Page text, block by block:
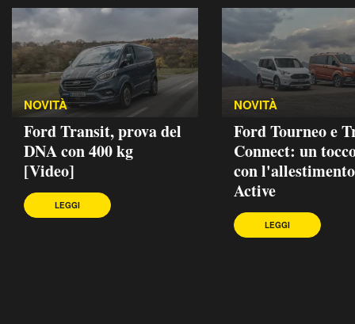
NOVITÀ
Ford Transit, prova del
DNA con 400 kg
[Video]
LEGGI
NOVITÀ
Ford Tourneo e
Connect: un
con l'allestimento
Active
LEGGI